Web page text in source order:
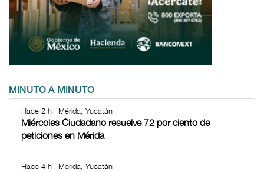
MINUTO A MINUTO
Hace 2 h | Mérida, Yucatán
Miércoles Ciudadano resuelve 72 por ciento de
peticiones en Mérida
Hace 4 h | Mérida, Yucatán